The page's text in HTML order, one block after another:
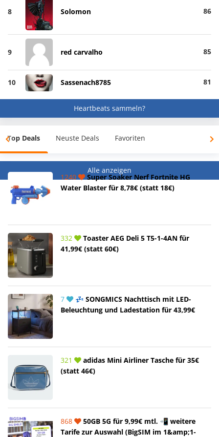
8 Solomon 86
9 red carvalho 85
10 Sassenach8785 81
Heartbeats sammeln?
Top Deals Neuste Deals Favoriten
Alle anzeigen
1240
Super Soaker Nerf Fortnite HG
Water Blaster für 8,78€ (statt 18€)
332
Toaster AEG Deli 5 T5-1-4AN für
41,99€ (statt 60€)
7
💤 SONGMICS Nachttisch mit LED-
Beleuchtung und Ladestation für 43,99€
321
adidas Mini Airliner Tasche für 35€
(statt 46€)
868
50GB 5G für 9,99€ mtl. 📲 weitere
Tarife zur Auswahl (BigSIM im 1&amp;1-